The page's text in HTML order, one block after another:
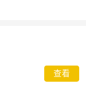
查看